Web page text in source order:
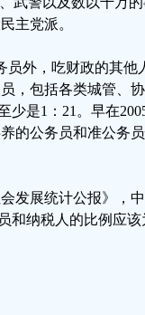
主党派。
外，吃财政的其他
，包括各类城管、
少是1：21。早在
的公务员和准公务
发展统计公报》，
和纳税人的比例应该